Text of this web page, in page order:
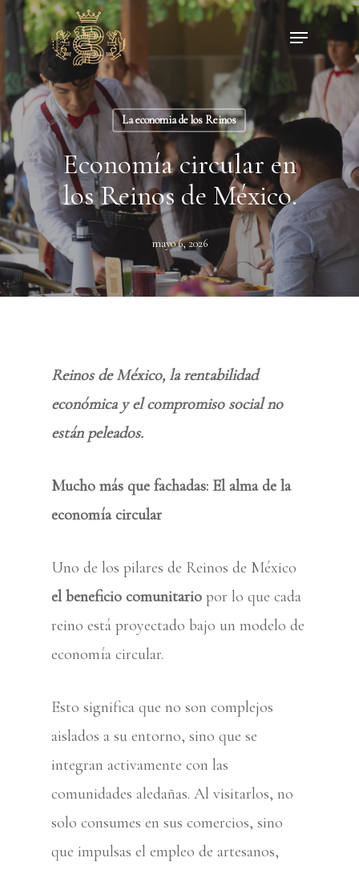
Skip
main
content
Menu
La economia de los Reinos
Economía circular en
los Reinos de México.
mayo 6, 2026
Reinos de México, la rentabilidad
económica y el compromiso social no
están peleados.
Mucho más que fachadas: El alma de la
economía circular
Uno de los pilares de Reinos de México
el beneficio comunitariopor lo que cada
reino está proyectado bajo un modelo de
economía circular.
Esto significa que no son complejos
aislados a su entorno, sino que se
integran activamente con las
comunidades aledañas. Al visitarlos, no
solo consumes en sus comercios, sino
que impulsas el empleo de artesanos,